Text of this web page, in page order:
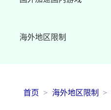
海外地区限制
首页 海外地区限制